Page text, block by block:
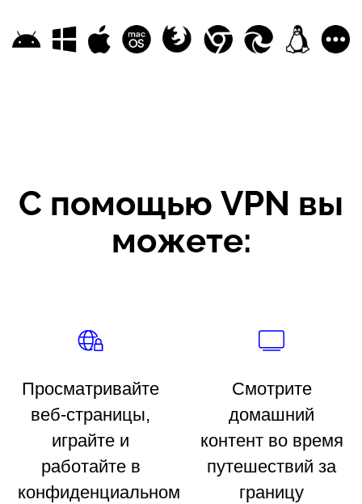
С помощью VPN вы
можете:
Просматривайте
веб-страницы,
играйте и
работайте в
конфиденциальном
Смотрите
домашний
контент во время
путешествий за
границу